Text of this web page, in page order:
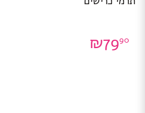
₪7990